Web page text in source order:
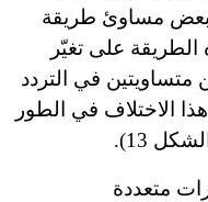
بعض مساوئ طريقة
الطريقة على تغيّر
متساويتين في التردد
الاختلاف في الطور
13).
متعددة